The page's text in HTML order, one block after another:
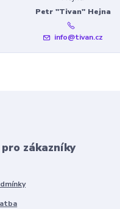
Petr "Tivan" Hejna
info@tivan.cz
zákazníky